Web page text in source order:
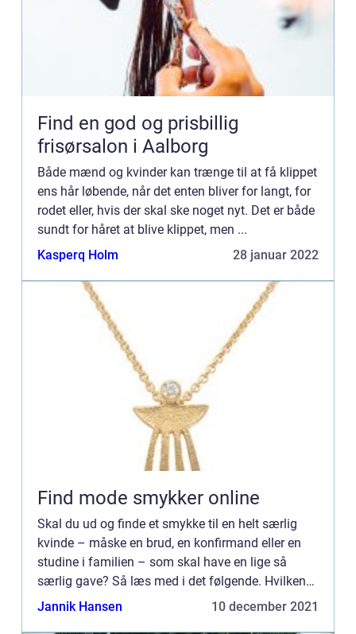
Find en god og prisbillig
frisørsalon i Aalborg
Både mænd og kvinder kan trænge til at få klippet
ens hår løbende, når det enten bliver for langt, for
rodet eller, hvis der skal ske noget nyt. Det er både
sundt for håret at blive klippet, men ...
Kasperq Holm
28 januar 2022
Find mode smykker online
Skal du ud og finde et smykke til en helt særlig
kvinde – måske en brud, en konfirmand eller en
studine i familien – som skal have en lige så
særlig gave? Så læs med i det følgende. Hvilken
type ...
Jannik Hansen 10 december 2021